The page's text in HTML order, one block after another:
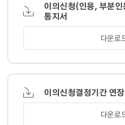
이의신청(인용, 부분
통지서
다운로
이의신청결정기간 연
다운로